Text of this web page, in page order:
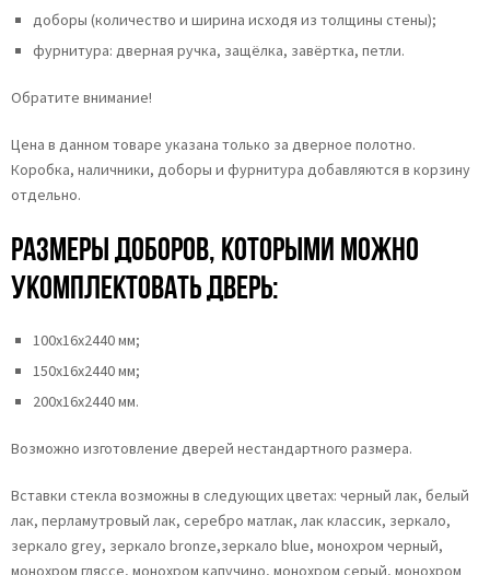
доборы (количество и ширина исходя из толщины стены);
фурнитура: дверная ручка, защёлка, завёртка, петли.
Обратите внимание!
Цена в данном товаре указана только за дверное полотно.
Коробка, наличники, доборы и фурнитура добавляются в корзину
отдельно.
Размеры доборов, которыми можно
укомплектовать дверь:
100х16х2440 мм;
150х16х2440 мм;
200х16х2440 мм.
Возможно изготовление дверей нестандартного размера.
Вставки стекла возможны в следующих цветах: черный лак, белый
лак, перламутровый лак, серебро матлак, лак классик, зеркало,
зеркало grey, зеркало bronze,зеркало blue, монохром черный,
монохром гляссе, монохром капучино, монохром серый, монохром